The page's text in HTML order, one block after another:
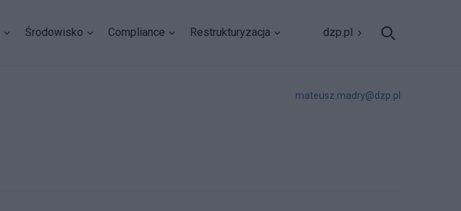
Środowisko Compliance Restrukturyzacja dzp.pl
mateusz.madry@dzp.pl